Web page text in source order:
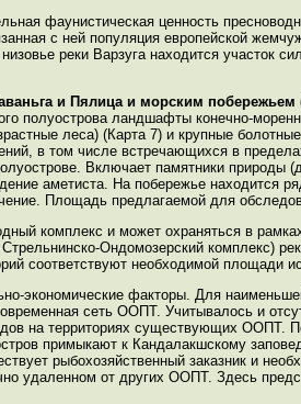
фаунистическая ценность
с ней популяция европейской
реки Варзуга находится участок
и Пялица и морским
полуострова ландшафты конечно-
леса) (Карта 7) и крупные
в том числе встречающихся в
Включает памятники природы
аметиста. На побережье находится
Площадь предлагаемой для
комплекс и может охраняться в
Ондомозерский комплекс)
соответствуют необходимой площади
экономические факторы. Для
сеть ООПТ. Учитывалось и
на территориях существующих ООПТ.
примыкают к Кандалакшскому
рыбохозяйственный заказник и
удаленном от других ООПТ. Здесь